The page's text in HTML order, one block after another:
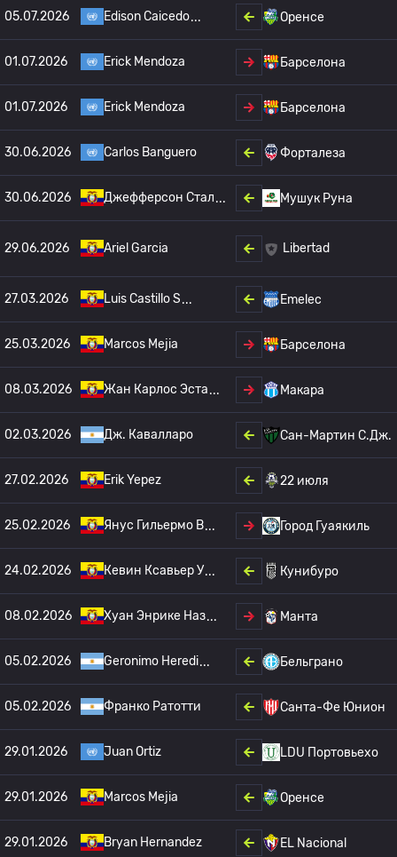
05.07.2026 Edison Caicedo Оренсе
01.07.2026 Erick Mendoza Барселона
01.07.2026 Erick Mendoza Барселона
30.06.2026 Carlos Banguero Форталеза
30.06.2026 Джефферсон Стал Мушук Руна
29.06.2026 Ariel Garcia Libertad
27.03.2026 Luis Castillo S Emelec
25.03.2026 Marcos Mejia Барселона
08.03.2026 Жан Карлос Эста Макара
02.03.2026 Дж. Кавалларо Сан-Мартин С.Дж.
27.02.2026 Erik Yepez 22 июля
25.02.2026 Янус Гильермо В Город Гуаякиль
24.02.2026 Кевин Ксавьер У Кунибуро
08.02.2026 Хуан Энрике Наз Манта
05.02.2026 Geronimo Heredi Бельграно
05.02.2026 Франко Ратотти Санта-Фе Юнион
29.01.2026 Juan Ortiz LDU Портовьехо
29.01.2026 Marcos Mejia Оренсе
29.01.2026 Bryan Hernandez EL Nacional